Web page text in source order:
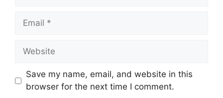
Email
Website
Save my name, email, and website in this
browser for the next time I comment.